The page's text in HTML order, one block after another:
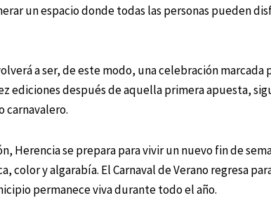
un espacio donde todas las personas pueden
a ser, de este modo, una celebración
ediciones después de aquella primera apuesta,
carnavalero.
Herencia se prepara para vivir un nuevo fin de
color y algarabía. El Carnaval de Verano regresa
permanece viva durante todo el año.